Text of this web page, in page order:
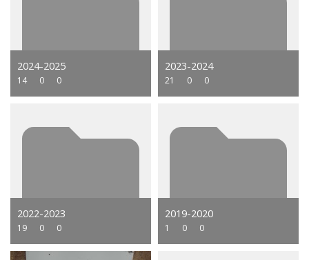
2024-2025
14 0 0
2023-2024
21 0 0
2022-2023
19 0 0
2019-2020
1 0 0